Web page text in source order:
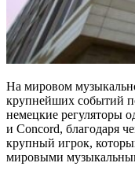
На мировом
крупнейших событий
немецкие регуляторы
и Concord, благодаря
крупный игрок,
мировыми